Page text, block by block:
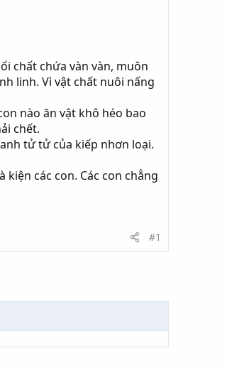
chất chứa vàn vàn, muôn
linh. Vì vật chất nuôi nấng
nào ăn vật khô héo bao
chết.
tử tử của kiếp nhơn loại.
các con. Các con chẳng
#1